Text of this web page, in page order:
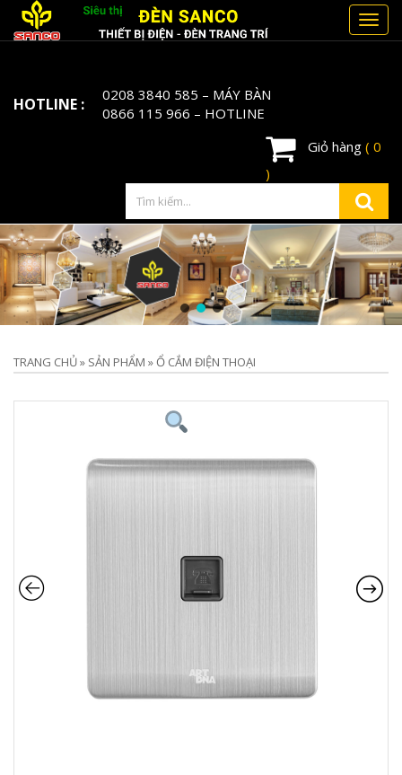
HOTLINE : 0208 3840 585 – MÁY BÀN
0866 115 966 – HOTLINE
Giỏ hàng ( 0
)
TRANG CHỦ» SẢN PHẨM »Ổ CẮM ĐIỆN THOẠI